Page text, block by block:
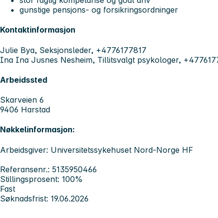
gunstige pensjons- og forsikringsordninger
Kontaktinformasjon
Julie Bya, Seksjonsleder, +4776177817
Ina Ina Jusnes Nesheim, Tillitsvalgt psykologer,
Arbeidssted
Skarveien 6
9406 Harstad
Nøkkelinformasjon:
Arbeidsgiver: Universitetssykehuset Nord-Norge HF
Referansenr.: 5135950466
Stillingsprosent: 100%
Fast
Søknadsfrist: 19.06.2026